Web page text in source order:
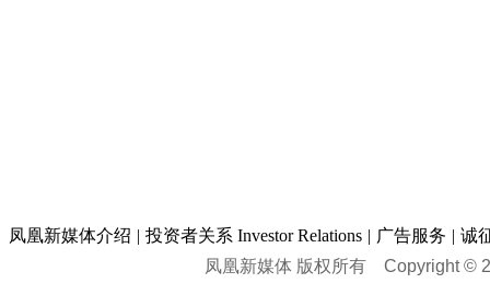
凤凰新媒体介绍 | 投资者关系 Investor Relations | 广告服务 | 诚
凤凰新媒体 版权所有 Copyright ©